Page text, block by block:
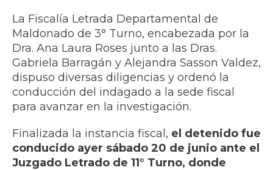
La Fiscalía Letrada Departamental de
Maldonado de 3° Turno, encabezada por la
Dra. Ana Laura Roses junto a las Dras.
Gabriela Barragán y Alejandra Sasson Valdez,
dispuso diversas diligencias y ordenó la
conducción del indagado a la sede fiscal
para avanzar en la investigación.
Finalizada la instancia fiscal, el detenido fue
conducido ayer sábado 20 de junio ante el
Juzgado Letrado de 11° Turno, donde